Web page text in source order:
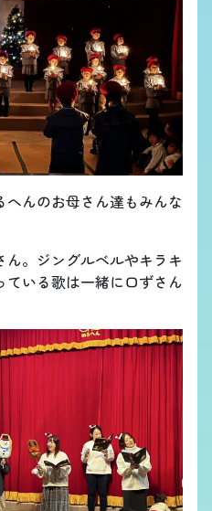
んのお母さん達もみんな
。ジングルベルやキラキ
ている歌は一緒に口ずさん